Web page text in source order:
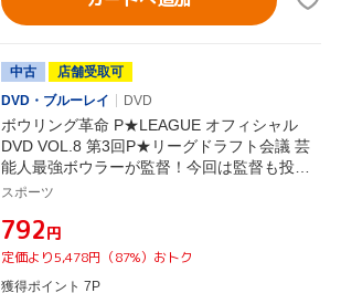
中古
店舗受取可
DVD・ブルーレイ
DVD
ボウリング革命 P★LEAGUE オフィシャル
DVD VOL.8 第3回P★リーグドラフト会議 芸
能人最強ボウラーが監督！今回は監督も投げ
る！～
スポーツ
¥792円
定価より5,478円（87%）おトク
獲得ポイント 7P